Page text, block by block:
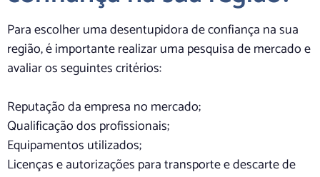
Para escolher uma desentupidora de confiança na sua
região, é importante realizar uma pesquisa de mercado e
avaliar os seguintes critérios:
Reputação da empresa no mercado;
Qualificação dos profissionais;
Equipamentos utilizados;
Licenças e autorizações para transporte e descarte de